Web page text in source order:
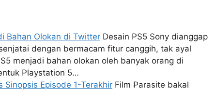
Bahan Olokan di Twitter Desain PS5 Sony dianggap
dengan bermacam fitur canggih, tak ayal
menjadi bahan olokan oleh banyak orang di
Playstation 5…
Sinopsis Episode 1-Terakhir Film Parasite bakal